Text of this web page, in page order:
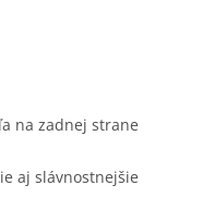
na zadnej strane
aj slávnostnejšie